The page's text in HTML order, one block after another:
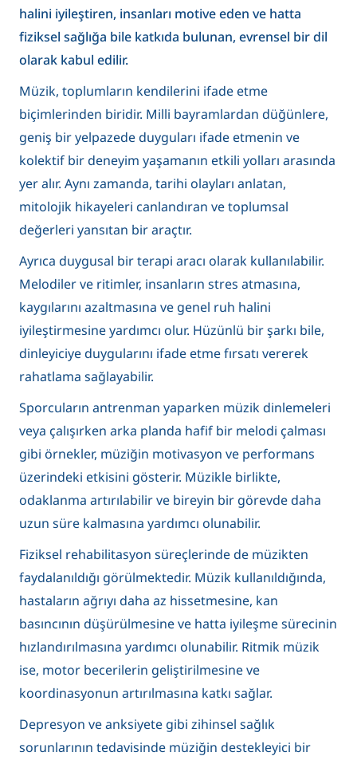
halini iyileştiren, insanları motive eden ve hatta
fiziksel sağlığa bile katkıda bulunan, evrensel bir dil
olarak kabul edilir.
Müzik, toplumların kendilerini ifade etme
biçimlerinden biridir. Milli bayramlardan düğünlere,
geniş bir yelpazede duyguları ifade etmenin ve
kolektif bir deneyim yaşamanın etkili yolları arasında
yer alır. Aynı zamanda, tarihi olayları anlatan,
mitolojik hikayeleri canlandıran ve toplumsal
değerleri yansıtan bir araçtır.
Ayrıca duygusal bir terapi aracı olarak kullanılabilir.
Melodiler ve ritimler, insanların stres atmasına,
kaygılarını azaltmasına ve genel ruh halini
iyileştirmesine yardımcı olur. Hüzünlü bir şarkı bile,
dinleyiciye duygularını ifade etme fırsatı vererek
rahatlama sağlayabilir.
Sporcuların antrenman yaparken müzik dinlemeleri
veya çalışırken arka planda hafif bir melodi çalması
gibi örnekler, müziğin motivasyon ve performans
üzerindeki etkisini gösterir. Müzikle birlikte,
odaklanma artırılabilir ve bireyin bir görevde daha
uzun süre kalmasına yardımcı olunabilir.
Fiziksel rehabilitasyon süreçlerinde de müzikten
faydalanıldığı görülmektedir. Müzik kullanıldığında,
hastaların ağrıyı daha az hissetmesine, kan
basıncının düşürülmesine ve hatta iyileşme sürecinin
hızlandırılmasına yardımcı olunabilir. Ritmik müzik
ise, motor becerilerin geliştirilmesine ve
koordinasyonun artırılmasına katkı sağlar.
Depresyon ve anksiyete gibi zihinsel sağlık
sorunlarının tedavisinde müziğin destekleyici bir